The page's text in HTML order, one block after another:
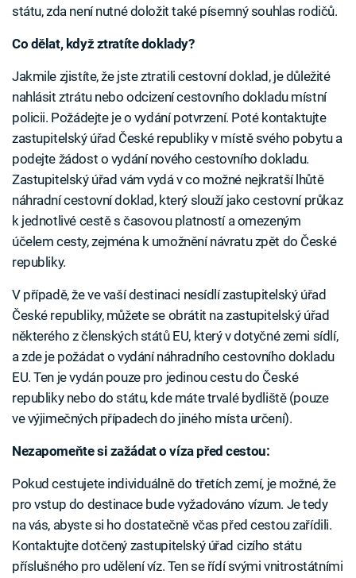
státu, zda není nutné doložit také písemný souhlas rodičů.
Co dělat, když ztratíte doklady?
Jakmile zjistíte, že jste ztratili cestovní doklad, je důležité
nahlásit ztrátu nebo odcizení cestovního dokladu místní
policii. Požádejte je o vydání potvrzení. Poté kontaktujte
zastupitelský úřad České republiky v místě svého pobytu a
podejte žádost o vydání nového cestovního dokladu.
Zastupitelský úřad vám vydá v co možné nejkratší lhůtě
náhradní cestovní doklad, který slouží jako cestovní průkaz
k jednotlivé cestě s časovou platností a omezeným
účelem cesty, zejména k umožnění návratu zpět do České
republiky.
V případě, že ve vaší destinaci nesídlí zastupitelský úřad
České republiky, můžete se obrátit na zastupitelský úřad
některého z členských států EU, který v dotyčné zemi sídlí,
a zde je požádat o vydání náhradního cestovního dokladu
EU. Ten je vydán pouze pro jedinou cestu do České
republiky nebo do státu, kde máte trvalé bydliště (pouze
ve výjimečných případech do jiného místa určení).
Nezapomeňte si zažádat o víza před cestou:
Pokud cestujete individuálně do třetích zemí, je možné, že
pro vstup do destinace bude vyžadováno vízum. Je tedy
na vás, abyste si ho dostatečně včas před cestou zařídili.
Kontaktujte dotčený zastupitelský úřad cizího státu
příslušného pro udělení víz. Ten se řídí svými vnitrostátními